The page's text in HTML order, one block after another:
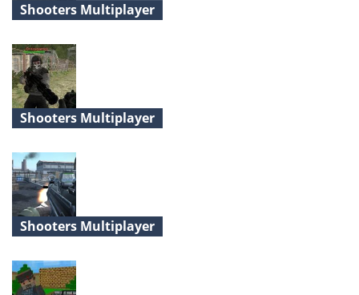
Shooters Multiplayer
Shooters Multiplayer
Shooters Multiplayer